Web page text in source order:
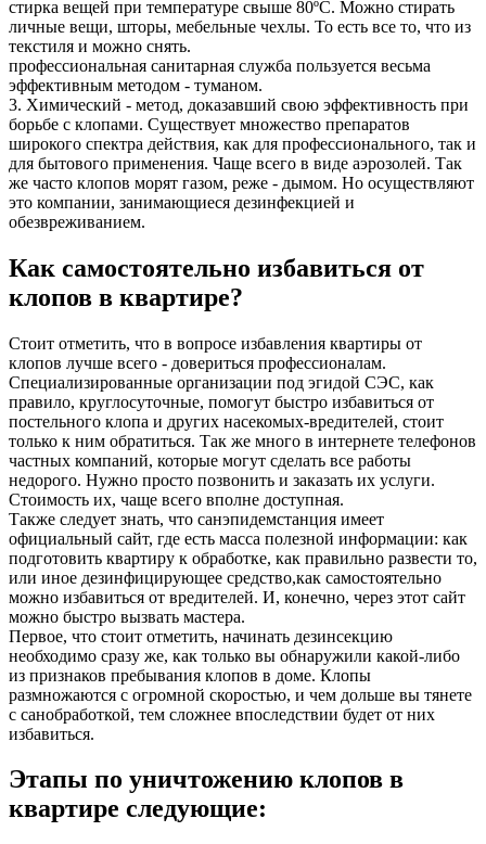
стирка вещей при температуре свыше 80ºС. Можно стирать
личные вещи, шторы, мебельные чехлы. То есть все то, что из
текстиля и можно снять.
профессиональная санитарная служба пользуется весьма
эффективным методом - туманом.
3. Химический - метод, доказавший свою эффективность при
борьбе с клопами. Существует множество препаратов
широкого спектра действия, как для профессионального, так и
для бытового применения. Чаще всего в виде аэрозолей. Так
же часто клопов морят газом, реже - дымом. Но осуществляют
это компании, занимающиеся дезинфекцией и
обезвреживанием.
Как самостоятельно избавиться от
клопов в квартире?
Стоит отметить, что в вопросе избавления квартиры от
клопов лучше всего - довериться профессионалам.
Специализированные организации под эгидой СЭС, как
правило, круглосуточные, помогут быстро избавиться от
постельного клопа и других насекомых-вредителей, стоит
только к ним обратиться. Так же много в интернете телефонов
частных компаний, которые могут сделать все работы
недорого. Нужно просто позвонить и заказать их услуги.
Стоимость их, чаще всего вполне доступная.
Также следует знать, что санэпидемстанция имеет
официальный сайт, где есть масса полезной информации: как
подготовить квартиру к обработке, как правильно развести то,
или иное дезинфицирующее средство,как самостоятельно
можно избавиться от вредителей. И, конечно, через этот сайт
можно быстро вызвать мастера.
Первое, что стоит отметить, начинать дезинсекцию
необходимо сразу же, как только вы обнаружили какой-либо
из признаков пребывания клопов в доме. Клопы
размножаются с огромной скоростью, и чем дольше вы тянете
с санобработкой, тем сложнее впоследствии будет от них
избавиться.
Этапы по уничтожению клопов в
квартире следующие: